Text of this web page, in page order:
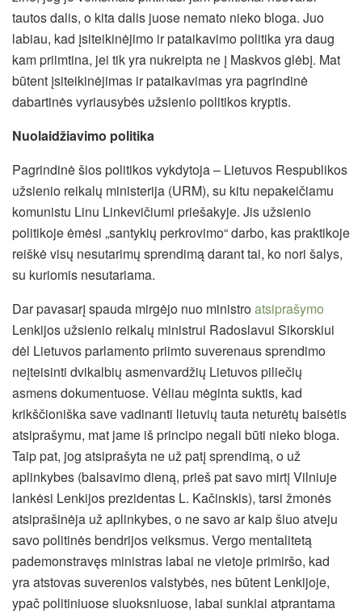
tautos dalis, o kita dalis juose nemato nieko bloga. Juo
labiau, kad įsiteikinėjimo ir pataikavimo politika yra daug
kam priimtina, jei tik yra nukreipta ne į Maskvos glėbį. Mat
būtent įsiteikinėjimas ir pataikavimas yra pagrindinė
dabartinės vyriausybės užsienio politikos kryptis.
Nuolaidžiavimo politika
Pagrindinė šios politikos vykdytoja – Lietuvos Respublikos
užsienio reikalų ministerija (URM), su kitu nepakeičiamu
komunistu Linu Linkevičiumi priešakyje. Jis užsienio
politikoje ėmėsi „santykių perkrovimo“ darbo, kas praktikoje
reiškė visų nesutarimų sprendimą darant tai, ko nori šalys,
su kuriomis nesutariama.
Dar pavasarį spauda mirgėjo nuo ministroatsiprašymo
Lenkijos užsienio reikalų ministrui Radoslavui Sikorskiui
dėl Lietuvos parlamento priimto suverenaus sprendimo
neįteisinti dvikalbių asmenvardžių Lietuvos piliečių
asmens dokumentuose. Vėliau mėginta suktis, kad
krikščioniška save vadinanti lietuvių tauta neturėtų baisėtis
atsiprašymu, mat jame iš principo negali būti nieko bloga.
Taip pat, jog atsiprašyta ne už patį sprendimą, o už
aplinkybes (balsavimo dieną, prieš pat savo mirtį Vilniuje
lankėsi Lenkijos prezidentas L. Kačinskis), tarsi žmonės
atsiprašinėja už aplinkybes, o ne savo ar kaip šiuo atveju
savo politinės bendrijos veiksmus. Vergo mentalitetą
pademonstravęs ministras labai ne vietoje primiršo, kad
yra atstovas suverenios valstybės, nes būtent Lenkijoje,
ypač politiniuose sluoksniuose, labai sunkiai atprantama